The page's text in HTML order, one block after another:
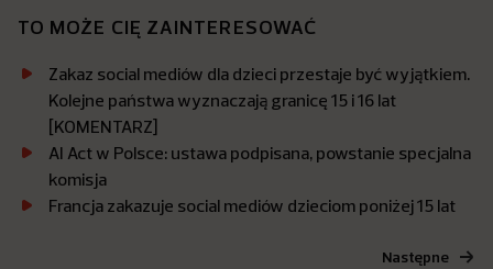
TO MOŻE CIĘ ZAINTERESOWAĆ
Zakaz social mediów dla dzieci przestaje być wyjątkiem.
Kolejne państwa wyznaczają granicę 15 i 16 lat
[KOMENTARZ]
AI Act w Polsce: ustawa podpisana, powstanie specjalna
komisja
Francja zakazuje social mediów dzieciom poniżej 15 lat
Następne